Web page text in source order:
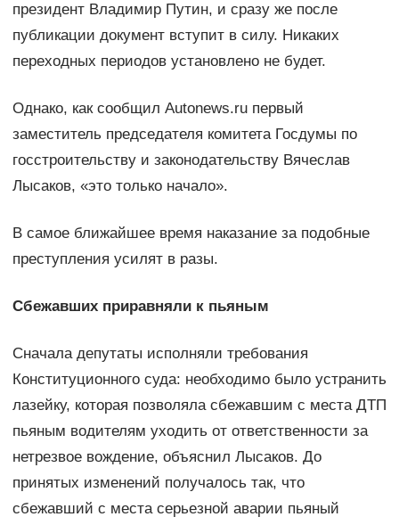
президент Владимир Путин, и сразу же после
публикации документ вступит в силу. Никаких
переходных периодов установлено не будет.
Однако, как сообщил Autonews.ru первый
заместитель председателя комитета Госдумы по
госстроительству и законодательству Вячеслав
Лысаков, «это только начало».
В самое ближайшее время наказание за подобные
преступления усилят в разы.
Cбежавших приравняли к пьяным
Сначала депутаты исполняли требования
Конституционного суда: необходимо было устранить
лазейку, которая позволяла сбежавшим с места ДТП
пьяным водителям уходить от ответственности за
нетрезвое вождение, объяснил Лысаков. До
принятых изменений получалось так, что
сбежавший с места серьезной аварии пьяный